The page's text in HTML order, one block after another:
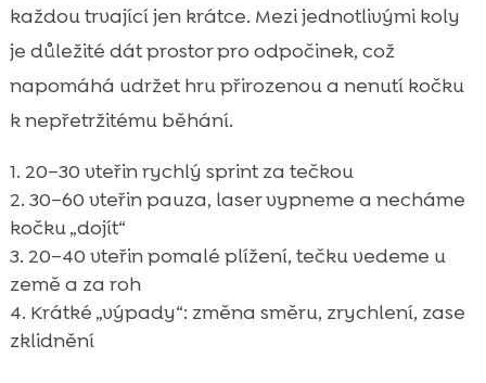
každou trvající jen krátce. Mezi jednotlivými koly
je důležité dát prostor pro odpočinek, což
napomáhá udržet hru přirozenou a nenutí kočku
k nepřetržitému běhání.
20–30 vteřin rychlý sprint za tečkou
30–60 vteřin pauza, laser vypneme a necháme
kočku „dojít“
20–40 vteřin pomalé plížení, tečku vedeme u
země a za roh
Krátké „výpady“: změna směru, zrychlení, zase
zklidnění